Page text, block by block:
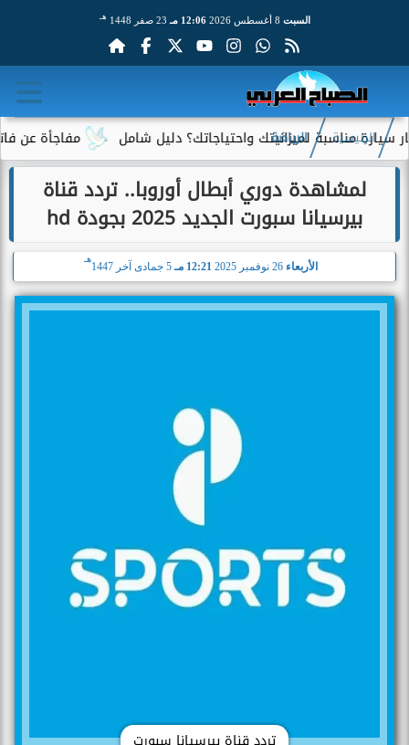
السبت 12:06 مـ 23 صفر 1448 هـ
مفاجأة عن فاتورة مناسبة لميزانيتك واحتياجاتك؟ دليل شامل
الرئيسية الرياضة
لمشاهدة دوري أبطال أوروبا.. تردد قناة
بيرسيانا سبورت الجديد 2025 بجودة hd
الأربعاء 12:21 مـ 5 جمادى آخر 1447
هـ